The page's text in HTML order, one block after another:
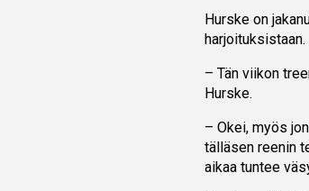
Hurske on
harjoituksistaan.
– Tän viikon
Hurske.
– Okei, myös
tälläsen reenin
aikaa tuntee